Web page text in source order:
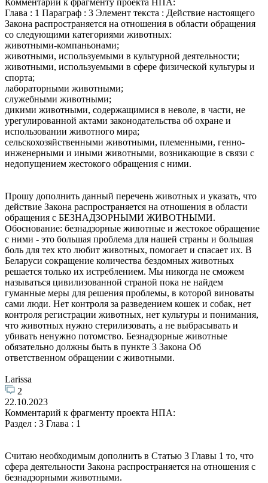
Глава : 1 Параграф : 3 Элемент текста : Действие настоящего
Закона распространяется на отношения в области обращения
со следующими категориями животных:
животными-компаньонами;
животными, используемыми в культурной деятельности;
животными, используемыми в сфере физической культуры и
спорта;
лабораторными животными;
служебными животными;
дикими животными, содержащимися в неволе, в части, не
урегулированной актами законодательства об охране и
использовании животного мира;
сельскохозяйственными животными, племенными, генно-
инженерными и иными животными, возникающие в связи с
недопущением жестокого обращения с ними.
Прошу дополнить данный перечень животных и указать, что
действие Закона распространяется на отношения в области
обращения с БЕЗНАДЗОРНЫМИ ЖИВОТНЫМИ.
Обоснование: безнадзорные животные и жестокое обращение
с ними - это большая проблема для нашей страны и большая
боль для тех кто любит животных, помогает и спасает их. В
Беларуси сокращение количества бездомных животных
решается только их истреблением. Мы никогда не сможем
называться цивилизованной страной пока не найдем
гуманные меры для решения проблемы, в которой виноваты
сами люди. Нет контроля за разведением кошек и собак, нет
контроля регистрации животных, нет культуры и понимания,
что животных нужно стерилизовать, а не выбрасывать и
убивать ненужно потомство. Безнадзорные животные
обязательно должны быть в пункте 3 Закона Об
ответственном обращении с животными.
Larissa
2
22.10.2023
Комментарий к фрагменту проекта НПА:
Раздел : 3 Глава : 1
Считаю необходимым дополнить в Статью 3 Главы 1 то, что
сфера деятельности Закона распространяется на отношения с
безнадзорными животными.